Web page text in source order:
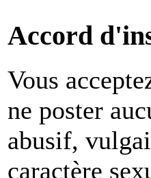
Accord
Vous
ne poster
abusif,
caractère